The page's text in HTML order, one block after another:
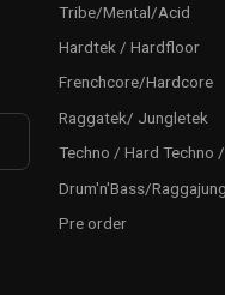
Tribe/Mental/Acid
Hardtek / Hardfloor
Frenchcore/Hardcore
Raggatek/ Jungletek
Techno / Hard Techno
Drum'n'Bass/
Pre order